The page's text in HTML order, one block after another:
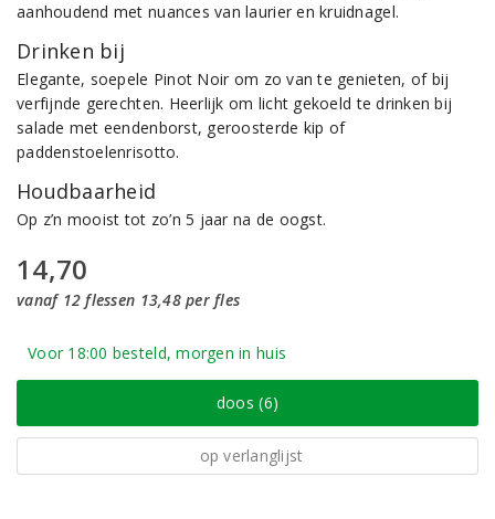
aanhoudend met nuances van laurier en kruidnagel.
Drinken bij
Elegante, soepele Pinot Noir om zo van te genieten, of bij
verfijnde gerechten. Heerlijk om licht gekoeld te drinken bij
salade met eendenborst, geroosterde kip of
paddenstoelenrisotto.
Houdbaarheid
Op z’n mooist tot zo’n 5 jaar na de oogst.
14,70
vanaf 12 flessen 13,48 per fles
Voor 18:00 besteld, morgen in huis
doos (6)
op verlanglijst